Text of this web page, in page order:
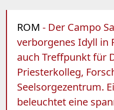
ROM - Der Campo
verborgenes Idyll in
auch Treffpunkt für
Priesterkolleg,
Seelsorgezentrum.
beleuchtet eine